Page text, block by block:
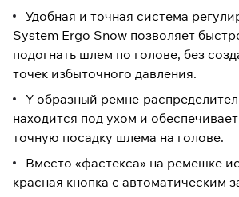
Удобная и точная система
System Ergo Snow позволяет
подогнать шлем по голове, без
точек избыточного давления.
Y-образный ремне-
находится под ухом и
точную посадку шлема на голове.
Вместо «фастекса» на ремешке
красная кнопка с автоматическим